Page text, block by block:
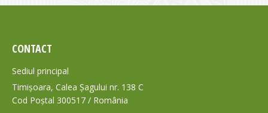
CONTACT
Sediul principal
Timișoara, Calea Șagului nr. 138 C
Cod Poștal 300517 / România